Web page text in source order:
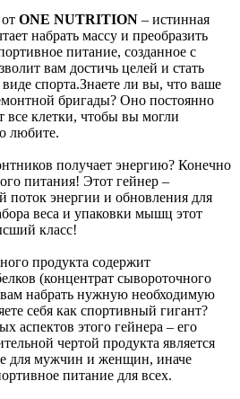
ONE NUTRITION – истинная
набрать массу и преобразить
питание, созданное с
вам достичь целей и стать
спорта.Знаете ли вы, что ваше
бригады? Оно постоянно
все клетки, чтобы вы могли
любите.
получает энергию? Конечно
питания! Этот гейнер –
поток энергии и обновления для
веса и упаковки мышц этот
класс!
продукта содержит
(концентрат сывороточного
набрать нужную необходимую
себя как спортивный гигант?
аспектов этого гейнера – его
чертой продукта является
для мужчин и женщин, иначе
питание для всех.